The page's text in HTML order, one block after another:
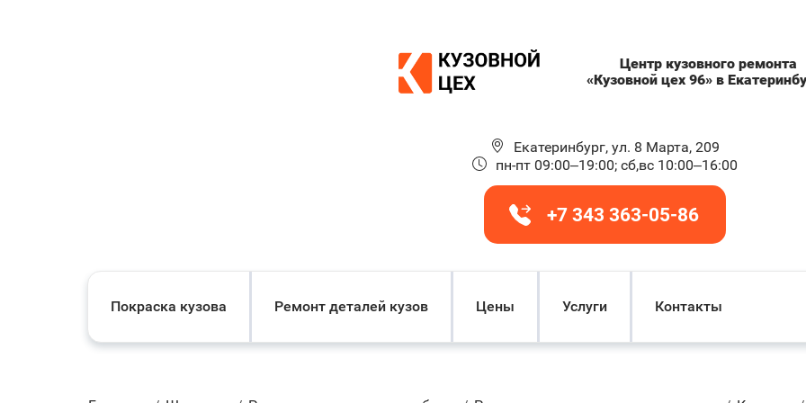
Центр кузовного ремонта
«Кузовной цех 96» в
Екатеринбург, ул. 8 Марта, 209
пн-пт 09:00–19:00; сб,вс 10:00–16:00
+7 343 363-05-86
Покраска кузова Ремонт деталей кузов Цены Услуги Контакты